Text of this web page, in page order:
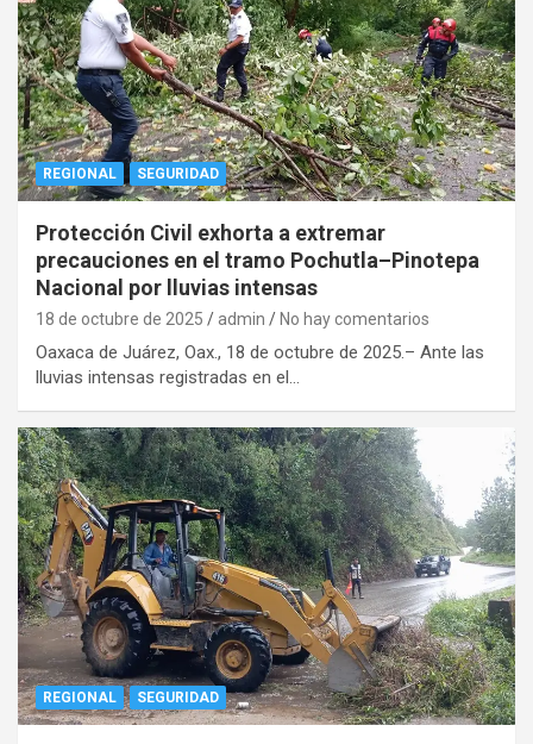
REGIONAL SEGURIDAD
Protección Civil exhorta a extremar
precauciones en el tramo Pochutla–Pinotepa
Nacional por lluvias intensas
18 de octubre de 2025 admin No hay comentarios
Oaxaca de Juárez, Oax., 18 de octubre de 2025.– Ante las
lluvias intensas registradas en el…
REGIONAL SEGURIDAD